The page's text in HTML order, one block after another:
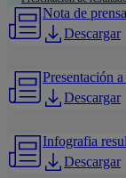
Nota de
Descargar
Presentación
Descargar
Infografia
Descargar